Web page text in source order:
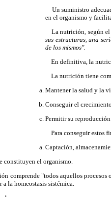
Un suministro
en el organismo y
La nutrición, según el
sus estructuras, una
de los mismos".
En definitiva, la
La nutrición tiene
Mantener la salud y la
Conseguir el
Permitir su
Para conseguir estos
Captación,
constituyen el organismo.
"todos aquellos procesos
la homeostasis sistémica.